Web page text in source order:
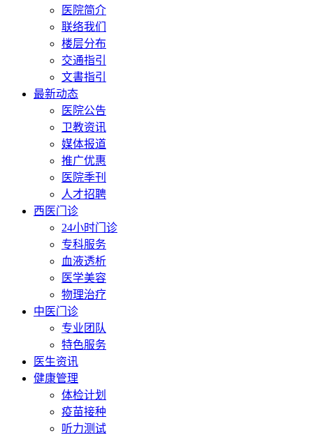
医院简介
联络我们
楼层分布
交通指引
文書指引
最新动态
医院公告
卫教资讯
媒体报道
推广优惠
医院季刊
人才招聘
西医门诊
24小时门诊
专科服务
血液透析
医学美容
物理治疗
中医门诊
专业团队
特色服务
医生资讯
健康管理
体检计划
疫苗接种
听力测试